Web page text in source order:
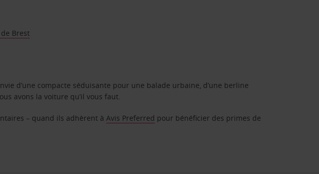
Brest
d’une compacte séduisante pour une balade urbaine, d’une berline
avons la voiture qu’il vous faut.
– quand ils adhèrent àAvis Preferred pour bénéficier des primes de